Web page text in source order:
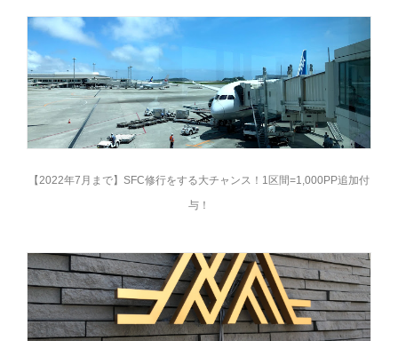
【2022年7月まで】SFC修行をする大チャンス！1区間=1,000PP追加付
与！